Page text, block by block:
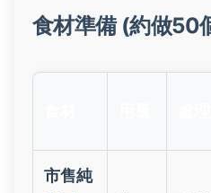
食材準備 (約做50
市售純